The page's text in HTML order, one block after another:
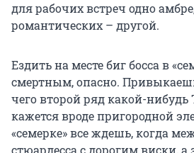
для рабочих встреч одно
романтических – другой.
Ездить на месте биг босса в
смертным, опасно.
чего второй ряд какой-нибудь
кажется вроде пригородной
«семерке» все ждешь, когда
стюардесса с дорогим виски, а